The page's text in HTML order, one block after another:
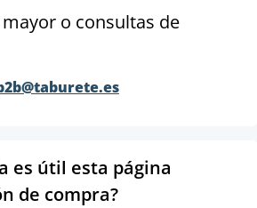
o consultas de
es útil esta página
de compra?